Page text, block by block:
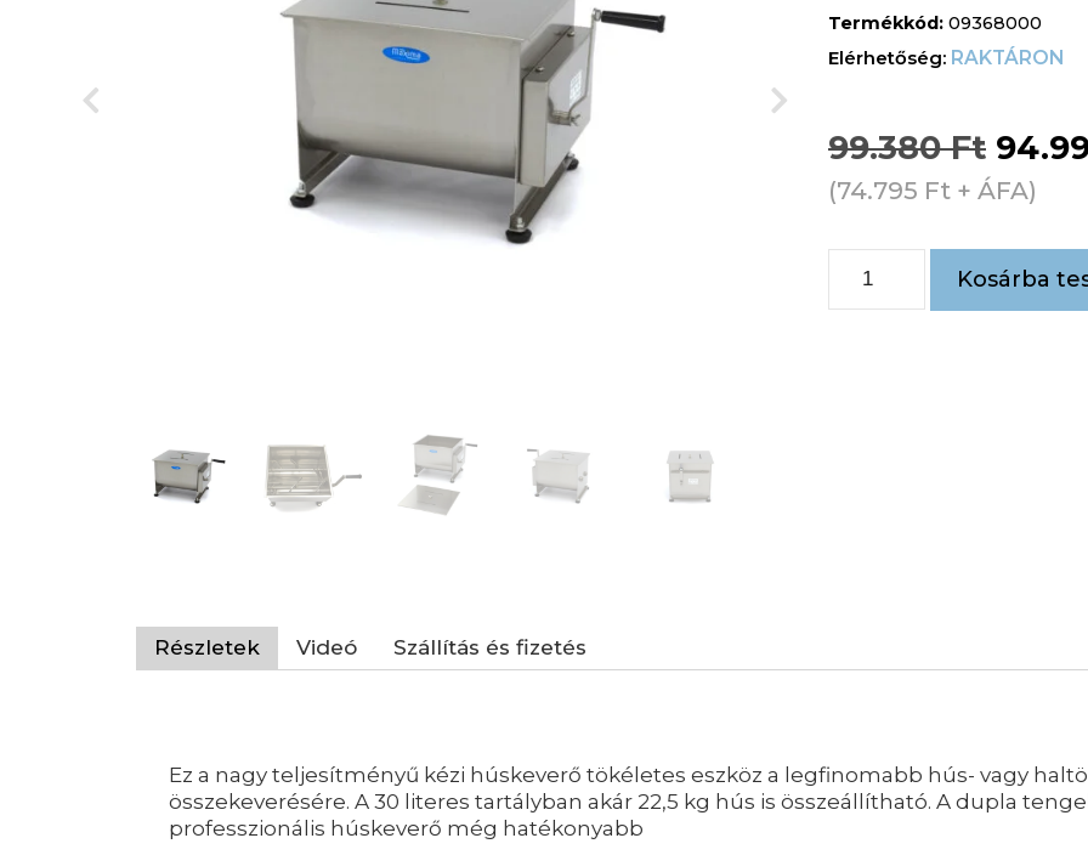
Termékkód: 09368000
RAKTÁRON
99.380Ft
(74.795 Ft + ÁFA)
Kosárba
Részletek Videó Szállítás és fizetés
Ez a nagy teljesítményű kézi húskeverő tökéletes eszköz a legfinomabb hús- vagy
összekeverésére. A 30 literes tartályban akár 22,5 kg hús is összeállítható. A dupla
professzionális húskeverő még hatékonyabb